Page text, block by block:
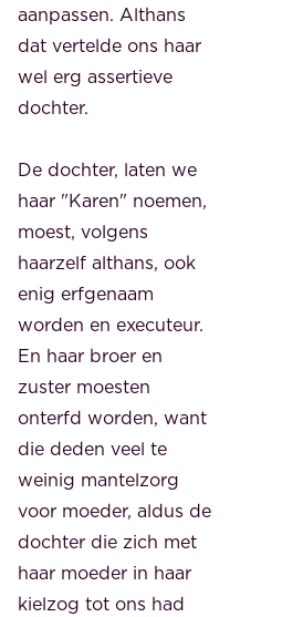
aanpassen. Althans
dat vertelde ons haar
wel erg assertieve
dochter.
De dochter, laten we
haar "Karen" noemen,
moest, volgens
haarzelf althans, ook
enig erfgenaam
worden en executeur.
En haar broer en
zuster moesten
onterfd worden, want
die deden veel te
weinig mantelzorg
voor moeder, aldus de
dochter die zich met
haar moeder in haar
kielzog tot ons had